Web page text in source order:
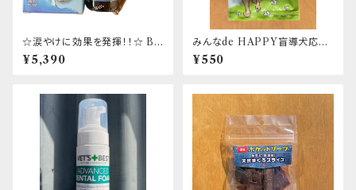
☆涙やけに効果を発揮！！☆ BL
UE BAY Eye Vita Drops 30
ml アイビタ 日本正規代理店取
¥5,390
みんなde HAPPY盲導犬応援
おやつ コラーゲン鶏ささみステ
ィック
¥550